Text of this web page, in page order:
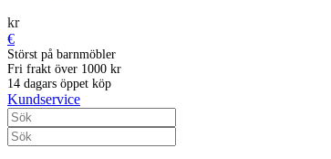
kr
€
Störst på barnmöbler
Fri frakt över 1000 kr
14 dagars öppet köp
Kundservice